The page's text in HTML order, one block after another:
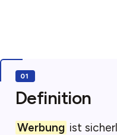
Definition
Werbung ist